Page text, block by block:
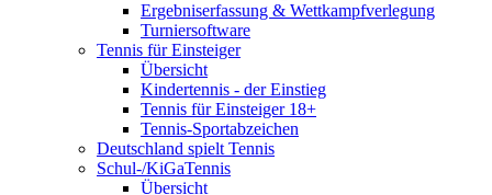
Ergebniserfassung & Wettkampfverlegung
Turniersoftware
Tennis für Einsteiger
Übersicht
Kindertennis - der Einstieg
Tennis für Einsteiger 18+
Tennis-Sportabzeichen
Deutschland spielt Tennis
Schul-/KiGaTennis
Übersicht